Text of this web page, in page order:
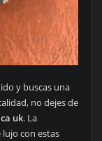
y buscas una
no dejes de
uk. La
con estas